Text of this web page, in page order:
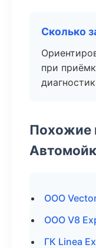
Сколько
при
Похожие
ООО
ООО V8
ГК Linea